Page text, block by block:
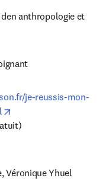
den anthropologie et
je-reussis-mon-
Véronique Yhuel